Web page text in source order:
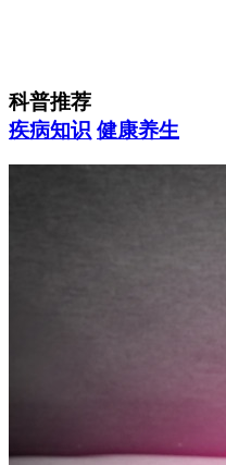
科普推荐
疾病知识 健康养生